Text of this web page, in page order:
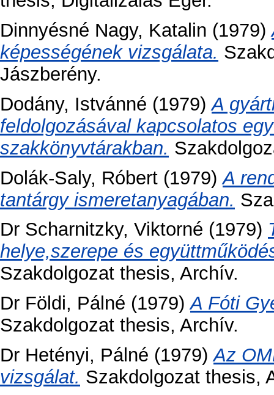
Dinnyésné Nagy, Katalin (1979)
képességének vizsgálata.
Jászberény.
Dodány, Istvánné (1979)A
feldolgozásával kapcsolatos
szakkönyvtárakban.
Dolák-Saly, Róbert (1979)A
tantárgy ismeretanyagában.
Dr Scharnitzky, Viktorné (1979)
helye,szerepe és
Szakdolgozat thesis, Archív.
Dr Földi, Pálné (1979)A Fóti
Szakdolgozat thesis, Archív.
Dr Hetényi, Pálné (1979)Az
vizsgálat. Szakdolgozat thesis,